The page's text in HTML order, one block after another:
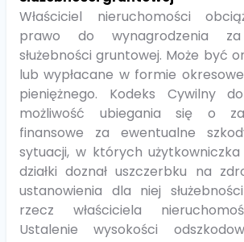
Właściciel nieruchomości
prawo do wynagrodzenia za
służebności gruntowej. Może być
lub wypłacane w formie
pieniężnego. Kodeks Cywilny
możliwość ubiegania się o
finansowe za ewentualne
sytuacji, w których
działki doznał uszczerbku na
ustanowienia dla niej
rzecz właściciela
Ustalenie wysokości